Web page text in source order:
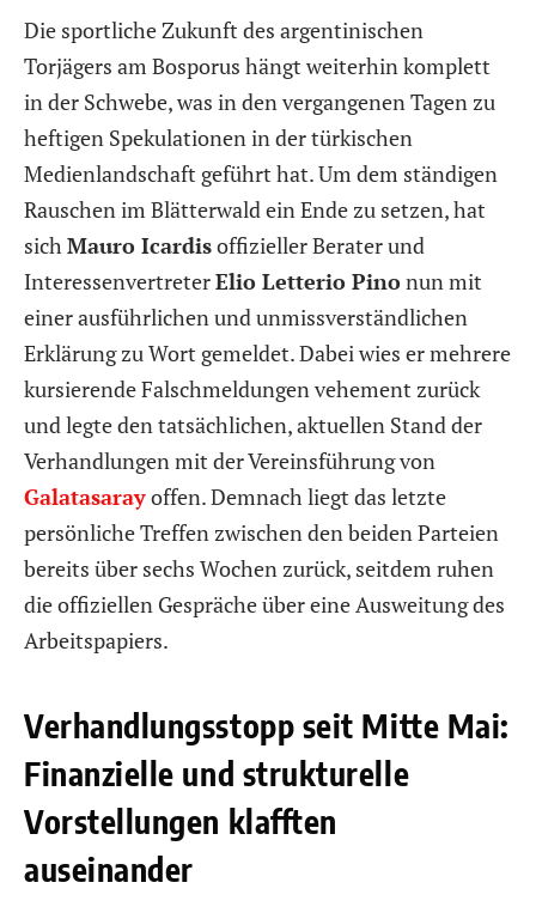
Die sportliche Zukunft des argentinischen
Torjägers am Bosporus hängt weiterhin komplett
in der Schwebe, was in den vergangenen Tagen zu
heftigen Spekulationen in der türkischen
Medienlandschaft geführt hat. Um dem ständigen
Rauschen im Blätterwald ein Ende zu setzen, hat
sich Mauro Icardisoffizieller Berater und
InteressenvertreterElio Letterio Pinonun mit
einer ausführlichen und unmissverständlichen
Erklärung zu Wort gemeldet. Dabei wies er mehrere
kursierende Falschmeldungen vehement zurück
und legte den tatsächlichen, aktuellen Stand der
Verhandlungen mit der Vereinsführung von
Galatasarayoffen. Demnach liegt das letzte
persönliche Treffen zwischen den beiden Parteien
bereits über sechs Wochen zurück, seitdem ruhen
die offiziellen Gespräche über eine Ausweitung des
Arbeitspapiers.
Verhandlungsstopp seit Mitte Mai:
Finanzielle und strukturelle
Vorstellungen klafften
auseinander